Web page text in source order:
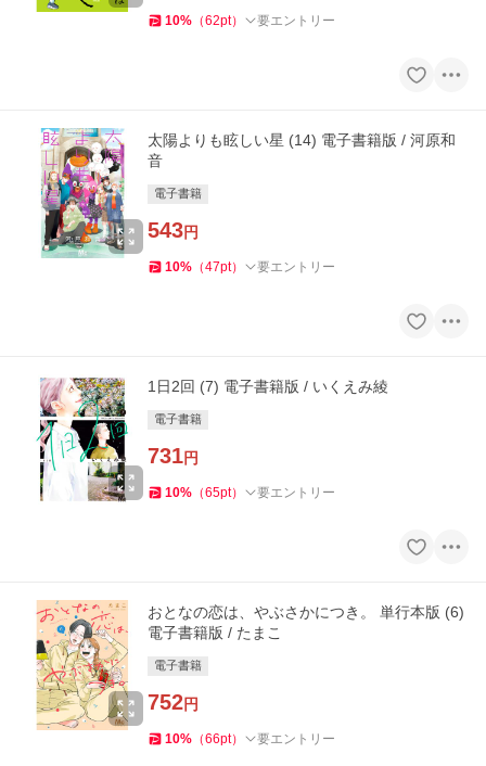
10% （62pt） 要エントリー
太陽よりも眩しい星 (14) 電子書籍版 / 河原和
音
電子書籍
543円
10% （47pt） 要エントリー
1日2回 (7) 電子書籍版 / いくえみ綾
電子書籍
731円
10% （65pt） 要エントリー
おとなの恋は、やぶさかにつき。 単行本版 (6)
電子書籍版 / たまこ
電子書籍
752円
10% （66pt） 要エントリー